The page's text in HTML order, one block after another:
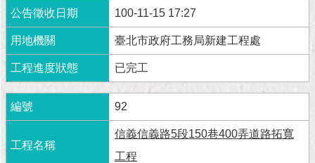
100-11-15 17:27
臺北市政府工務局新建工程處
已完工
92
信義信義路5段150巷400弄道路拓寬
工程